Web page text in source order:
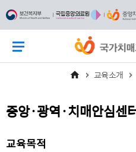
주
메
로
본
문
가
메뉴 버튼
교육소개
중앙·광역·치매안심센
교육목적